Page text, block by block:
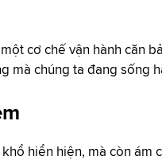
cơ chế vận hành căn
mà chúng ta đang sống
hiển hiện, mà còn ám